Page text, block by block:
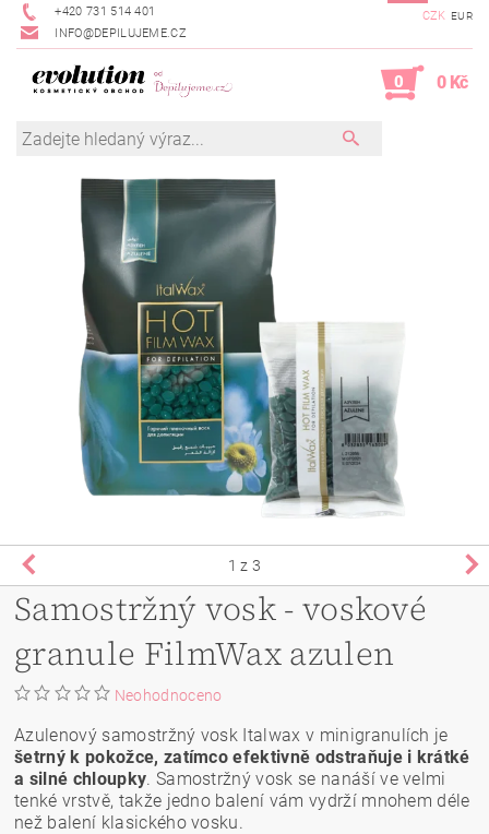
+420 731 514 401
INFO@DEPILUJEME.CZ
CZK EUR
0 0 Kč
1 z 3
Samostržný vosk - voskové
granule FilmWax azulen
Neohodnoceno
Azulenový samostržný vosk Italwax v minigranulích je
šetrný k pokožce, zatímco efektivně odstraňuje i krátké
a silné chloupky. Samostržný vosk se nanáší ve velmi
tenké vrstvě, takže jedno balení vám vydrží mnohem déle
než balení klasického vosku.